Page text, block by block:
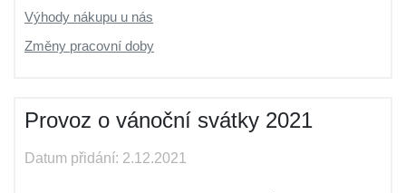
Výhody nákupu u nás
Změny pracovní doby
Provoz o vánoční svátky 2021
Datum přidání: 2.12.2021